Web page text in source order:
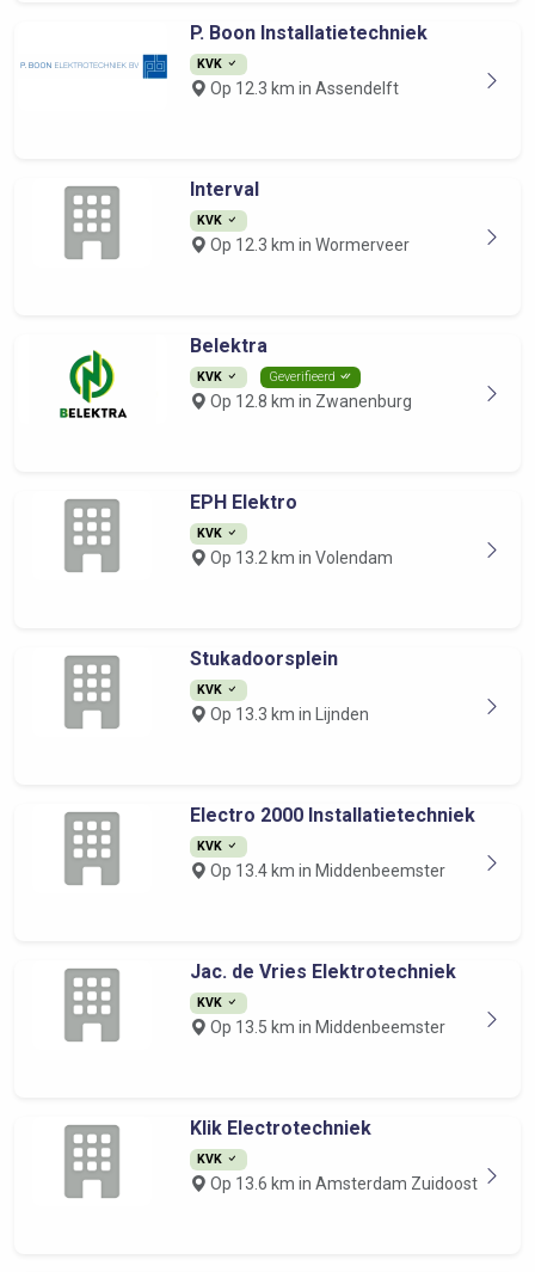
P. Boon Installatietechniek
KVK
Op 12.3 km in Assendelft
Interval
KVK
Op 12.3 km in Wormerveer
Belektra
KVK Geverifieerd
Op 12.8 km in Zwanenburg
EPH Elektro
KVK
Op 13.2 km in Volendam
Stukadoorsplein
KVK
Op 13.3 km in Lijnden
Electro 2000 Installatietechniek
KVK
Op 13.4 km in Middenbeemster
Jac. de Vries Elektrotechniek
KVK
Op 13.5 km in Middenbeemster
Klik Electrotechniek
KVK
Op 13.6 km in Amsterdam Zuidoost